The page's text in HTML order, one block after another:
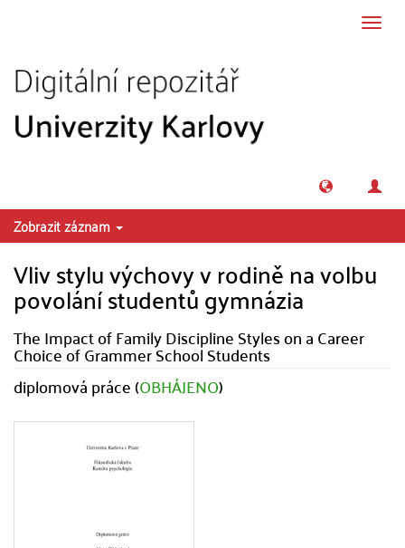
Zobrazit záznam
Vliv stylu výchovy v rodině na volbu
povolání studentů gymnázia
The Impact of Family Discipline Styles on a Career
Choice of Grammer School Students
diplomová práce (OBHÁJENO)